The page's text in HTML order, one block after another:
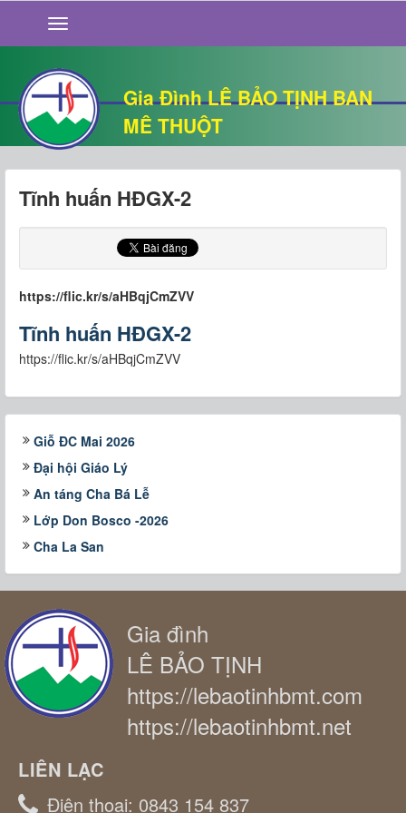
Gia Đình LÊ BẢO TỊNH BAN
MÊ THUỘT
GIỚI THIỆU
TIN TỨC
SỐNG ĐẠO
CHUYỆN NHÀ
QUÁN VĂN
THƯ GIÃN
Tĩnh huấn HĐGX-2
https://flic.kr/s/aHBqjCmZVV
Tĩnh huấn HĐGX-2
https://flic.kr/s/aHBqjCmZVV
Giỗ ĐC Mai 2026
Đại hội Giáo Lý
An táng Cha Bá Lễ
Lớp Don Bosco -2026
Cha La San
Gia đình
LÊ BẢO TỊNH
https://lebaotinhbmt.com
https://lebaotinhbmt.net
LIÊN LẠC
Điện thoại: 0843 154 837